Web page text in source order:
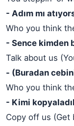
- Adım mı
Who you think
- Sence kimden
Talk about us
- (Buradan
Who you think
- Kimi
Copy off us (Get